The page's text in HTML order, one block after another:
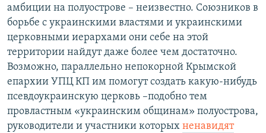
амбиции на полуострове – неизвестно. Союзников в
борьбе с украинскими властями и украинскими
церковными иерархами они себе на этой
территории найдут даже более чем достаточно.
Возможно, параллельно непокорной Крымской
епархии УПЦ КП им помогут создать какую-нибудь
псевдоукраинскую церковь –подобно тем
провластным «украинским общинам» полуострова,
руководители и участники которых ненавидят